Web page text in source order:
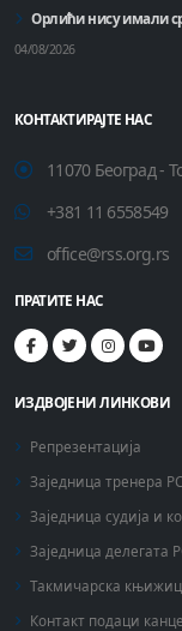
Орлићи нису имали
04/08/2026
КОНТАКТИРАЈТЕ НАС
11070 Београд -
+381 11 6558549
office@rss.org.rs
ПРАТИТЕ НАС
ИЗДВОЈЕНИ ЛИНКОВИ
Репрезентација
Заједница тренера
Заједница судија и
Заједница делегата
Такмичарска
Контакт подаци